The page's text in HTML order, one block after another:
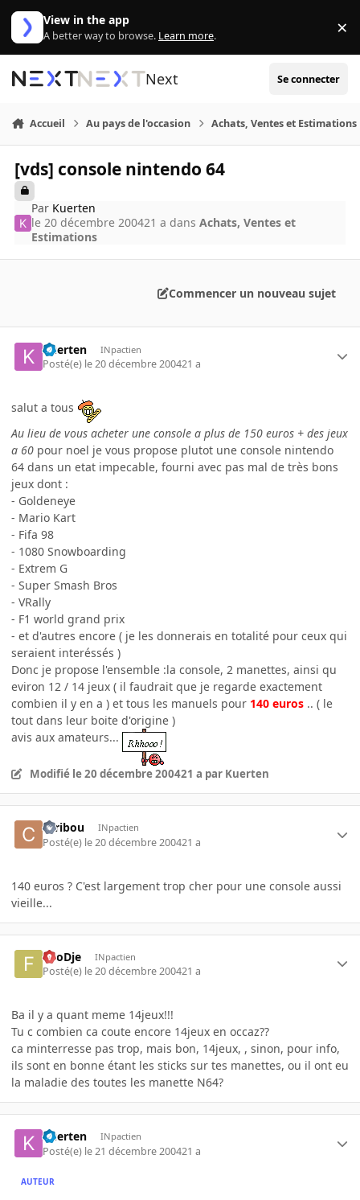
Aller au contenu
View in the app
A better way to browse. Learn more. ×
Next Se connecter
Accueil Au pays de l'occasion Achats, Ventes et Estimations
[vds] console nintendo 64
Par Kuerten
le 20 décembre 200421 a dansAchats, Ventes et
Estimations
Commencer un nouveau sujet
Kuerten INpactien
Posté(e) le 20 décembre 200421 a
salut a tous
Au lieu de vous acheter une console a plus de 150 euros + des jeux
a 60 pour noel je vous propose plutot une console nintendo
64 dans un etat impecable, fourni avec pas mal de très bons
jeux dont :
- Goldeneye
- Mario Kart
- Fifa 98
- 1080 Snowboarding
- Extrem G
- Super Smash Bros
- VRally
- F1 world grand prix
- et d'autres encore ( je les donnerais en totalité pour ceux qui
seraient interéssés )
Donc je propose l'ensemble :la console, 2 manettes, ainsi qu
eviron 12 / 14 jeux ( il faudrait que je regarde exactement
combien il y en a ) et tous les manuels pour 140 euros .. ( le
tout dans leur boite d'origine )
avis aux amateurs...
Modifié le 20 décembre 200421 a par Kuerten
caribou INpactien
Posté(e) le 20 décembre 200421 a
140 euros ? C'est largement trop cher pour une console aussi
vieille...
FooDje INpactien
Posté(e) le 20 décembre 200421 a
Ba il y a quant meme 14jeux!!!
Tu c combien ca coute encore 14jeux en occaz??
ca minterresse pas trop, mais bon, 14jeux, , sinon, pour info,
ils sont en bonne étant les sticks sur tes manettes, ou il ont eu
la maladie des toutes les manette N64?
Kuerten INpactien
Posté(e) le 21 décembre 200421 a
AUTEUR